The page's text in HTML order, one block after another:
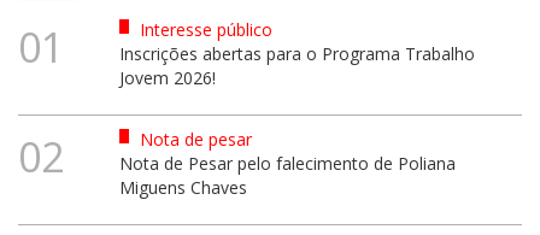
01
Interesse público
Inscrições abertas para o Programa Trabalho
Jovem 2026!
02
Nota de pesar
Nota de Pesar pelo falecimento de Poliana
Miguens Chaves